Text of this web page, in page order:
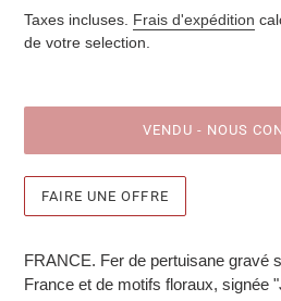
normal
Taxes incluses. Frais d'expédition
de votre selection.
VENDU - NOUS
FAIRE UNE OFFRE
produit
à
FRANCE. Fer de pertuisane gravé
France et de motifs floraux, signée